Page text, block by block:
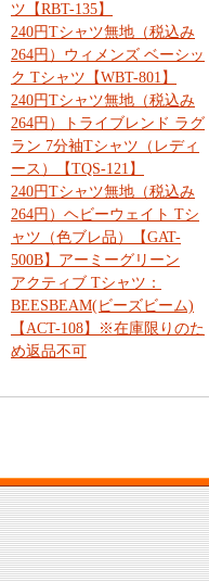
ツ【RBT-135】
240円Tシャツ無地（税込み
264円）ウィメンズ ベーシッ
ク Tシャツ【WBT-801】
240円Tシャツ無地（税込み
264円）トライブレンド ラグ
ラン 7分袖Tシャツ（レディ
ース）【TQS-121】
240円Tシャツ無地（税込み
264円）ヘビーウェイト Tシ
ャツ（色ブレ品）【GAT-
500B】アーミーグリーン
アクティブ Tシャツ：
BEESBEAM(ビーズビーム)
【ACT-108】※在庫限りのた
め返品不可